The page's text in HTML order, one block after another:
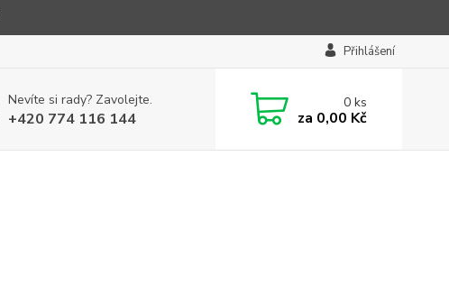
Přihlášení
Nevíte si rady? Zavolejte.
+420 774 116 144
0ks
za 0,00 Kč